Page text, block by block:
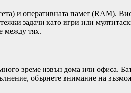
и оперативната памет (RAM).
задачи като игри или
между тях.
време извън дома или офиса.
обърнете внимание на